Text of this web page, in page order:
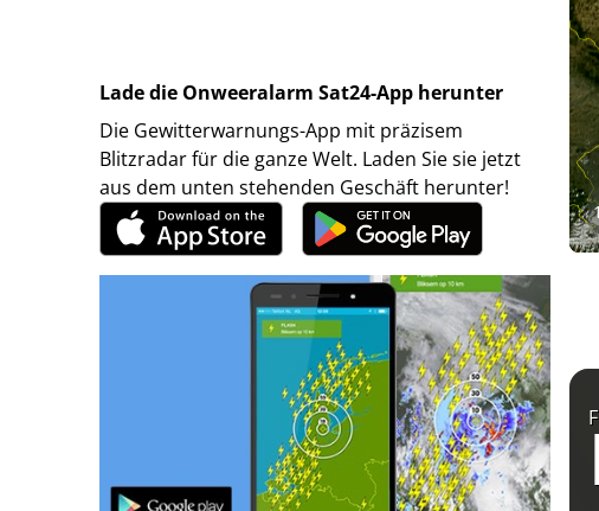
Lade die Onweeralarm Sat24-App herunter
Die Gewitterwarnungs-App mit präzisem
Blitzradar für die ganze Welt. Laden Sie sie jetzt
aus dem unten stehenden Geschäft herunter!